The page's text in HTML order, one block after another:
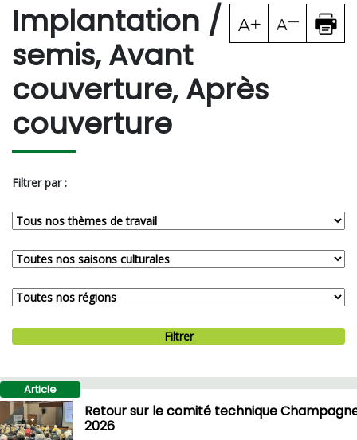
Implantation /
semis, Avant
couverture, Après
couverture
Filtrer par :
Filtrer
Article
Retour sur le comité technique
2026